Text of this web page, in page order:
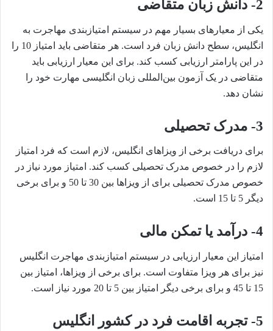
2- دانش زبان متقاضی
یکی از معیارهای بسیار مهم در سیستم امتیازبندی مهاجرت به
انگلیس، سطح دانش زبان فرد است. هر متقاضی باید امتیاز 10 را
در این پارامتر ارزیابی کسب کند. برای این معیار ارزیابی باید
متقاضی در یک آزمون بین‌المللی زبان انگلیسی مهارت خود را
نشان دهد.
3- مدرک تحصیلی
برای دریافت برخی از ویزاهای انگلیس، لازم است که فرد امتیاز
لازم را در خصوص مدرک تحصیلی کسب کند. امتیاز مورد نیاز در
خصوص مدرک تحصیلی برای از ویزاها بین 30 تا 50 و برای برخی
دیگر 5 تا 15 است.
4- درآمد یا تمکن مالی
امتیاز این معیار ارزیابی در سیستم امتیازبندی مهاجرت انگلیس
نیز برای هر ویزا متفاوت است. برای برخی از ویزاها، امتیاز بین
15 تا 45 و برای برخی دیگر امتیاز بین 5 تا 20 مورد نیاز است.
5- تجربه اقامت فرد در کشور انگلیس